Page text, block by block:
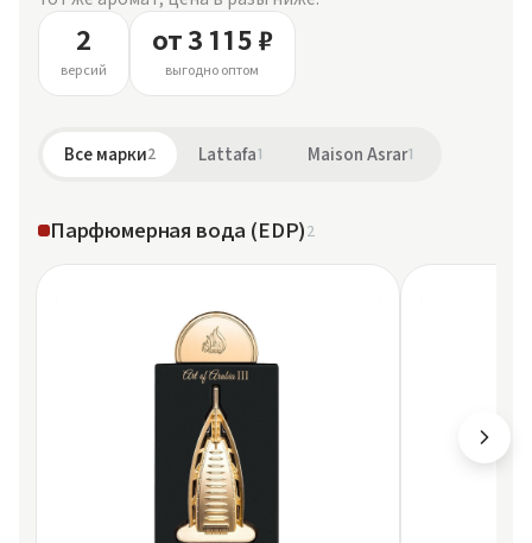
2
версий
от 3 115 ₽
выгодно оптом
Все марки2 Lattafa1 Maison Asrar1
Парфюмерная вода (EDP)2